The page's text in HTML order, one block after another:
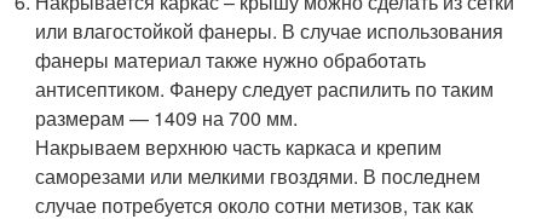
или влагостойкой фанеры. В случае использования
фанеры материал также нужно обработать
антисептиком. Фанеру следует распилить по таким
размерам — 1409 на 700 мм.
Накрываем верхнюю часть каркаса и крепим
саморезами или мелкими гвоздями. В последнем
случае потребуется около сотни метизов, так как